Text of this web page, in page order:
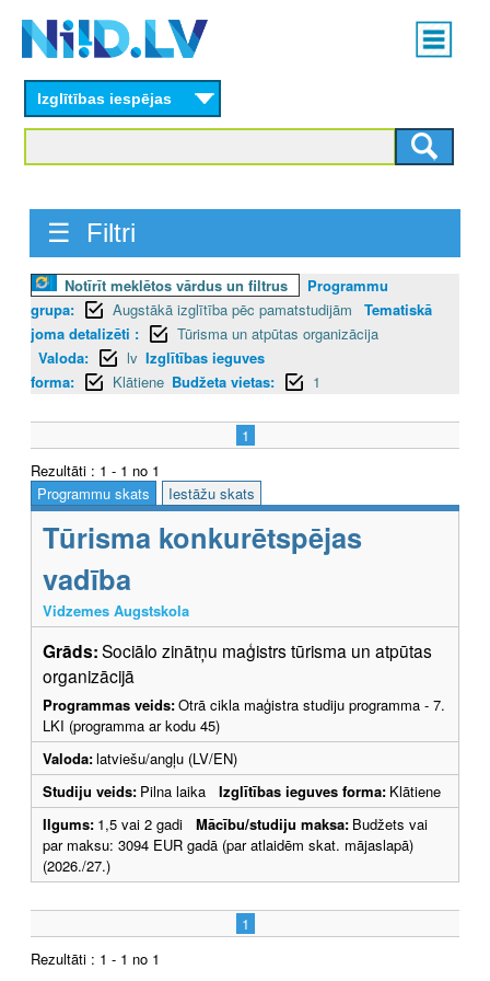
content
Main
menu
Izglītības iespējas
☰ Filtri
Notīrīt meklētos vārdus un filtrus
Programmu
grupa:
Augstākā izglītība pēc pamatstudijām
Tematiskā
joma detalizēti :
Tūrisma un atpūtas organizācija
Valoda:
lv Izglītības ieguves
forma:
Klātiene Budžeta vietas: 1
1
Rezultāti : 1 - 1 no 1
Programmu skats
Iestāžu skats
Tūrisma konkurētspējas
vadība
Vidzemes Augstskola
Grāds:Sociālo zinātņu maģistrs tūrisma un atpūtas
organizācijā
Programmas veids:Otrā cikla maģistra studiju programma - 7.
LKI (programma ar kodu 45)
Valoda:latviešu/angļu (LV/EN)
Studiju veids: Pilna laika Izglītības ieguves forma: Klātiene
Ilgums: 1,5 vai 2 gadi Mācību/studiju maksa: Budžets vai
par maksu: 3094 EUR gadā (par atlaidēm skat. mājaslapā)
(2026./27.)
1
Rezultāti : 1 - 1 no 1